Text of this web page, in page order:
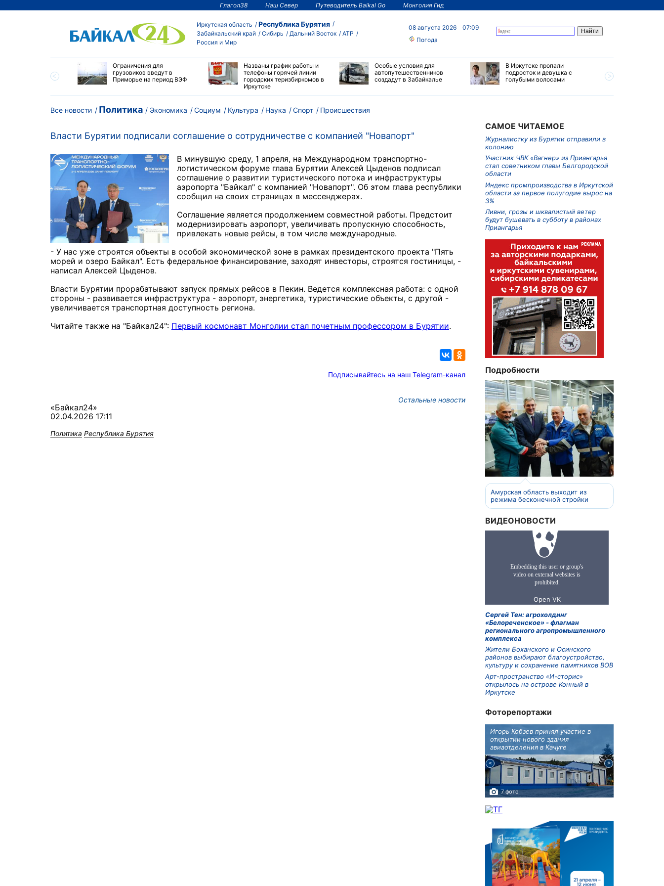
Глагол38 Наш Север Путеводитель Baikal Go Монголия Гид
Иркутская область Республика Бурятия
Забайкальский край Сибирь Дальний Восток
АТР
Россия и Мир
08 августа 2026
07:09
Погода
по управлению
Ограничения для
грузовиков введут в
Приморье на период ВЭФ
Названы график работы и
телефоны горячей линии
городских теризбиркомов в
Иркутске
Особые условия для
автопутешественников
создадут в Забайкалье
В Иркутске пропали
подросток и девушка с
голубыми волосами
Все новости Политика Экономика Социум Культура Наука Спорт Происшествия
Власти Бурятии подписали соглашение о сотрудничестве с компанией "Новапорт"
В минувшую среду, 1 апреля, на Международном транспортно-
логистическом форуме глава Бурятии Алексей Цыденов подписал
соглашение о развитии туристического потока и инфраструктуры
аэропорта "Байкал" с компанией "Новапорт". Об этом глава республики
сообщил на своих страницах в мессенджерах.
Соглашение является продолжением совместной работы. Предстоит
модернизировать аэропорт, увеличивать пропускную способность,
привлекать новые рейсы, в том числе международные.
- У нас уже строятся объекты в особой экономической зоне в рамках президентского проекта "Пять
морей и озеро Байкал". Есть федеральное финансирование, заходят инвесторы, строятся гостиницы, -
написал Алексей Цыденов.
Власти Бурятии прорабатывают запуск прямых рейсов в Пекин. Ведется комплексная работа: с одной
стороны - развивается инфраструктура - аэропорт, энергетика, туристические объекты, с другой -
увеличивается транспортная доступность региона.
Читайте также на "Байкал24": Первый космонавт Монголии стал почетным профессором в Бурятии.
Подписывайтесь на наш Telegram-канал
Остальные новости
«Байкал24»
02.04.2026 17:11
Политика Республика Бурятия
САМОЕ ЧИТАЕМОЕ
Журналистку из Бурятии отправили в
колонию
Участник ЧВК «Вагнер» из Приангарья
стал советником главы Белгородской
области
Индекс промпроизводства в Иркутской
области за первое полугодие вырос на
3%
Ливни, грозы и шквалистый ветер
будут бушевать в субботу в районах
Приангарья
Подробности
Амурская область выходит из
режима бесконечной стройки
ВИДЕОНОВОСТИ
Сергей Тен: агрохолдинг
«Белореченское» - флагман
регионального агропромышленного
комплекса
Жители Боханского и Осинского
районов выбирают благоустройство,
культуру и сохранение памятников ВОВ
Арт-пространство «И-сторис»
открылось на острове Конный в
Иркутске
Фоторепортажи
Игорь Кобзев принял участие в
открытии нового здания
авиаотделения в Качуге
7 фото